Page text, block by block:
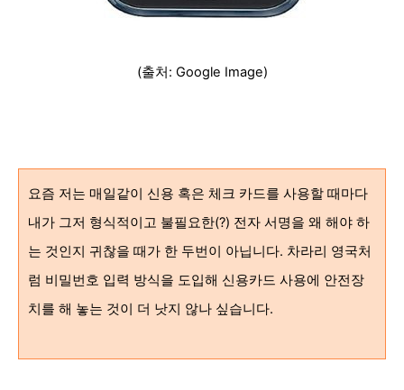
(출처: Google Image)
요즘 저는 매일같이 신용 혹은 체크 카드를 사용할 때마다
내가 그저 형식적이고 불필요한(?) 전자 서명을 왜 해야 하
는 것인지 귀찮을 때가 한 두번이 아닙니다. 차라리 영국처
럼 비밀번호 입력 방식을 도입해 신용카드 사용에 안전장
치를 해 놓는 것이 더 낫지 않나 싶습니다.